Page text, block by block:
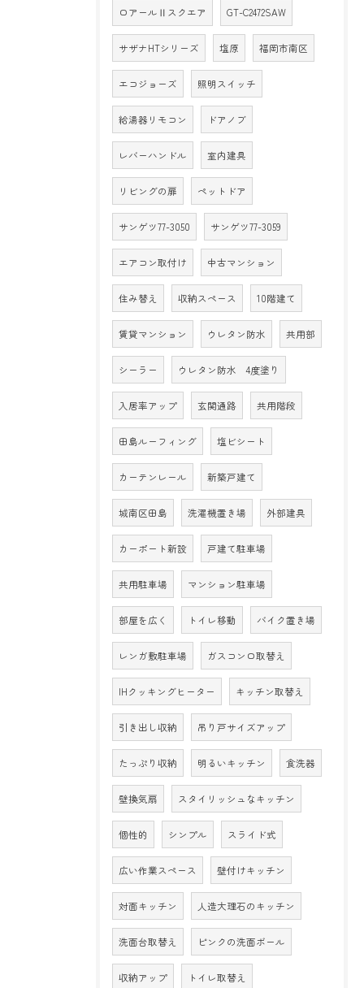
ロアールⅡスクエア GT-C2472SAW
サザナHTシリーズ 塩原 福岡市南区
エコジョーズ 照明スイッチ
給湯器リモコン ドアノブ
レバーハンドル 室内建具
リビングの扉 ペットドア
サンゲツ77-3050 サンゲツ77-3059
エアコン取付け 中古マンション
住み替え 収納スペース 10階建て
賃貸マンション ウレタン防水 共用部
シーラー ウレタン防水 4度塗り
入居率アップ 玄関通路 共用階段
田島ルーフィング 塩ビシート
カーテンレール 新築戸建て
城南区田島 洗濯機置き場 外部建具
カーポート新設 戸建て駐車場
共用駐車場 マンション駐車場
部屋を広く トイレ移動 バイク置き場
レンガ敷駐車場 ガスコンロ取替え
IHクッキングヒーター キッチン取替え
引き出し収納 吊り戸サイズアップ
たっぷり収納 明るいキッチン 食洗器
壁換気扇 スタイリッシュなキッチン
個性的 シンプル スライド式
広い作業スペース 壁付けキッチン
対面キッチン 人造大理石のキッチン
洗面台取替え ピンクの洗面ボール
収納アップ トイレ取替え